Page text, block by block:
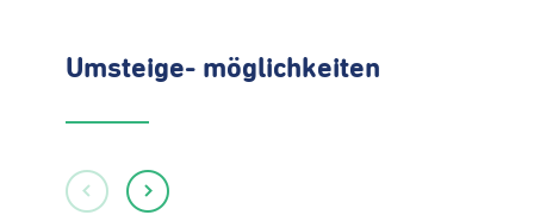
Umsteige- möglichkeiten